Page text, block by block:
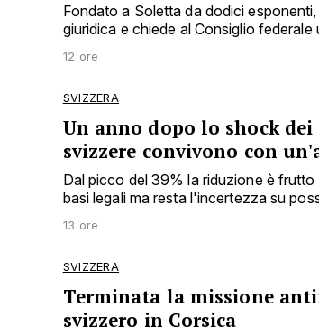
Fondato a Soletta da dodici
giuridica e chiede al Consiglio
12 ore
SVIZZERA
Un anno dopo lo shock dei
svizzere convivono con
Dal picco del 39% la riduzione è
basi legali ma resta l'incertezza su
13 ore
SVIZZERA
Terminata la missione
svizzero in Corsica